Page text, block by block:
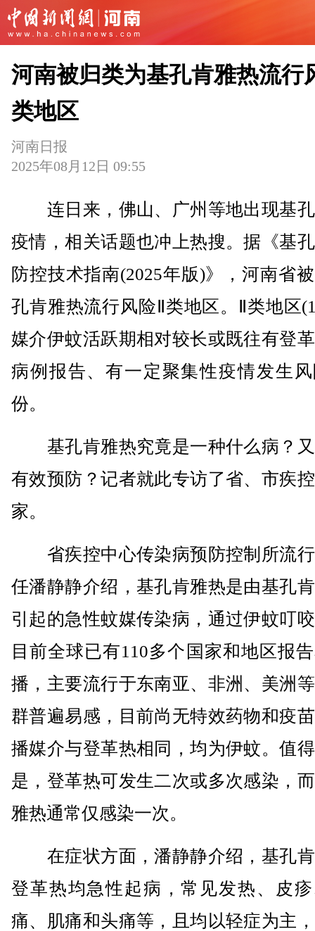
河南被归类为基孔肯雅热流行
类地区
河南日报
2025年08月12日 09:55
连日来，佛山、广州等地出现基
疫情，相关话题也冲上热搜。据《基
防控技术指南(2025年版)》，河南省
孔肯雅热流行风险Ⅱ类地区。Ⅱ类地区
媒介伊蚊活跃期相对较长或既往有登
病例报告、有一定聚集性疫情发生
份。
基孔肯雅热究竟是一种什么病？
有效预防？记者就此专访了省、市疾
家。
省疾控中心传染病预防控制所流
任潘静静介绍，基孔肯雅热是由基孔
引起的急性蚊媒传染病，通过伊蚊叮
目前全球已有110多个国家和地区报
播，主要流行于东南亚、非洲、美洲
群普遍易感，目前尚无特效药物和疫
播媒介与登革热相同，均为伊蚊。值
是，登革热可发生二次或多次感染，
雅热通常仅感染一次。
在症状方面，潘静静介绍，基孔
登革热均急性起病，常见发热、皮
痛、肌痛和头痛等，且均以轻症为主